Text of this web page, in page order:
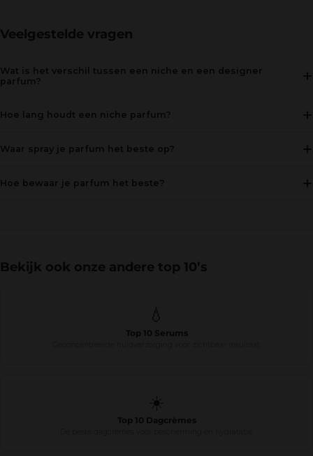
Veelgestelde vragen
Wat is het verschil tussen een niche en een designer
parfum?
Hoe lang houdt een niche parfum?
Waar spray je parfum het beste op?
Hoe bewaar je parfum het beste?
Bekijk ook onze andere top 10’s
💧
Top 10 Serums
☀️
Top 10 Dagcrèmes